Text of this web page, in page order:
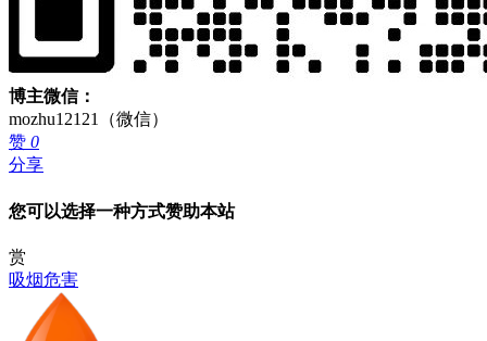
博主微信：
mozhu12121（微信）
赞 0
分享
您可以选择一种方式赞助本站
赏
吸烟危害